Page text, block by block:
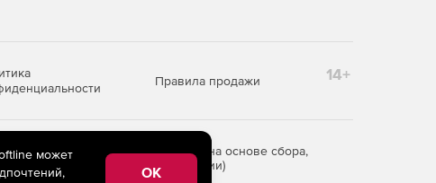
Правила продажи 14+
предоставления информации на основе сбора,
территории Российской Федерации)
может
OK